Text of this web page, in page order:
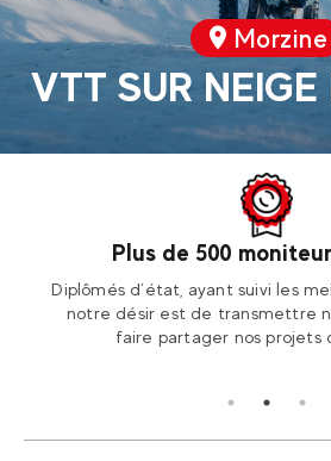
Morzine
VTT SUR
Plus de 500
Diplômés d’état, ayant suivi les
notre désir est de transmettre
faire partager nos projets